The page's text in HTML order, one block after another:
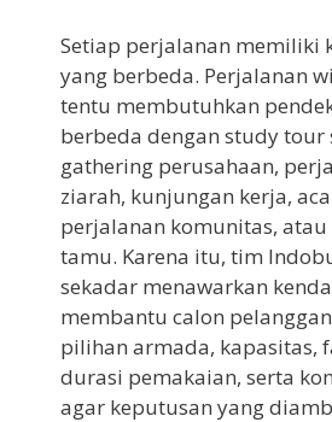
Setiap perjalanan memiliki
yang berbeda. Perjalanan
tentu membutuhkan
berbeda dengan study tour
gathering perusahaan,
ziarah, kunjungan kerja,
perjalanan komunitas,
tamu. Karena itu, tim
sekadar menawarkan
membantu calon
pilihan armada, kapasitas,
durasi pemakaian, serta
agar keputusan yang